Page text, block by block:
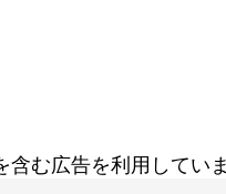
含む広告を利用してい